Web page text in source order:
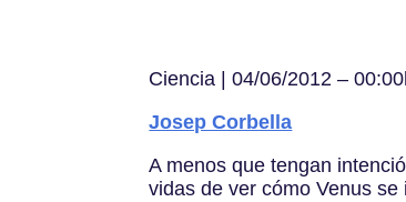
Ciencia | 04/06/2012 –
Josep Corbella
A menos que tengan
vidas de ver cómo Venus